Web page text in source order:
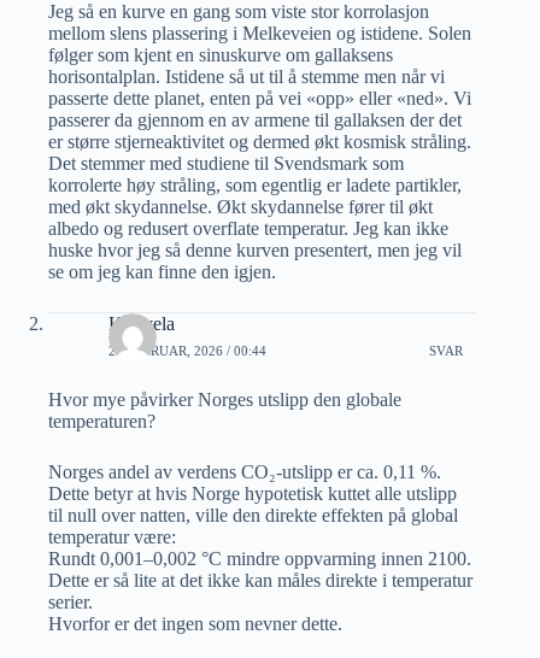
Jeg så en kurve en gang som viste stor korrolasjon
mellom slens plassering i Melkeveien og istidene. Solen
følger som kjent en sinuskurve om gallaksens
horisontalplan. Istidene så ut til å stemme men når vi
passerte dette planet, enten på vei «opp» eller «ned». Vi
passerer da gjennom en av armene til gallaksen der det
er større stjerneaktivitet og dermed økt kosmisk stråling.
Det stemmer med studiene til Svendsmark som
korrolerte høy stråling, som egentlig er ladete partikler,
med økt skydannelse. Økt skydannelse fører til økt
albedo og redusert overflate temperatur. Jeg kan ikke
huske hvor jeg så denne kurven presentert, men jeg vil
se om jeg kan finne den igjen.
K. Svela
25 FEBRUAR, 2026 / 00:44 SVAR
Hvor mye påvirker Norges utslipp den globale
temperaturen?
Norges andel av verdens CO₂‑utslipp er ca. 0,11 %.
Dette betyr at hvis Norge hypotetisk kuttet alle utslipp
til null over natten, ville den direkte effekten på global
temperatur være:
Rundt 0,001–0,002 °C mindre oppvarming innen 2100.
Dette er så lite at det ikke kan måles direkte i temperatur
serier.
Hvorfor er det ingen som nevner dette.